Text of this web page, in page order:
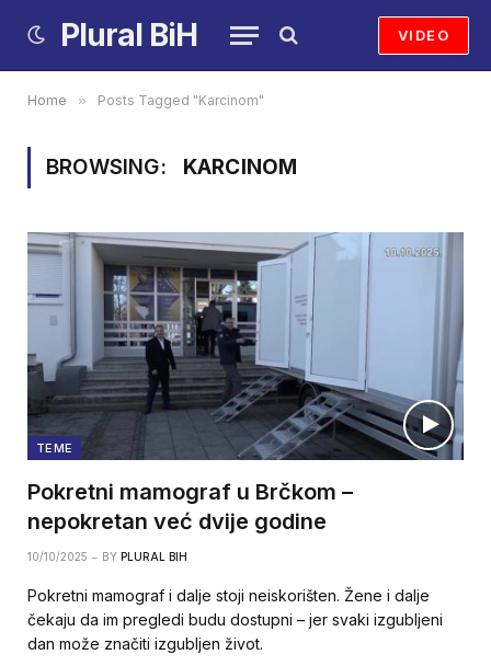
Plural BiH VIDEO
Home » Posts Tagged "Karcinom"
BROWSING: KARCINOM
TEME
Pokretni mamograf u Brčkom –
nepokretan već dvije godine
10/10/2025 BY PLURAL BIH
Pokretni mamograf i dalje stoji neiskorišten. Žene i dalje
čekaju da im pregledi budu dostupni – jer svaki izgubljeni
dan može značiti izgubljen život.